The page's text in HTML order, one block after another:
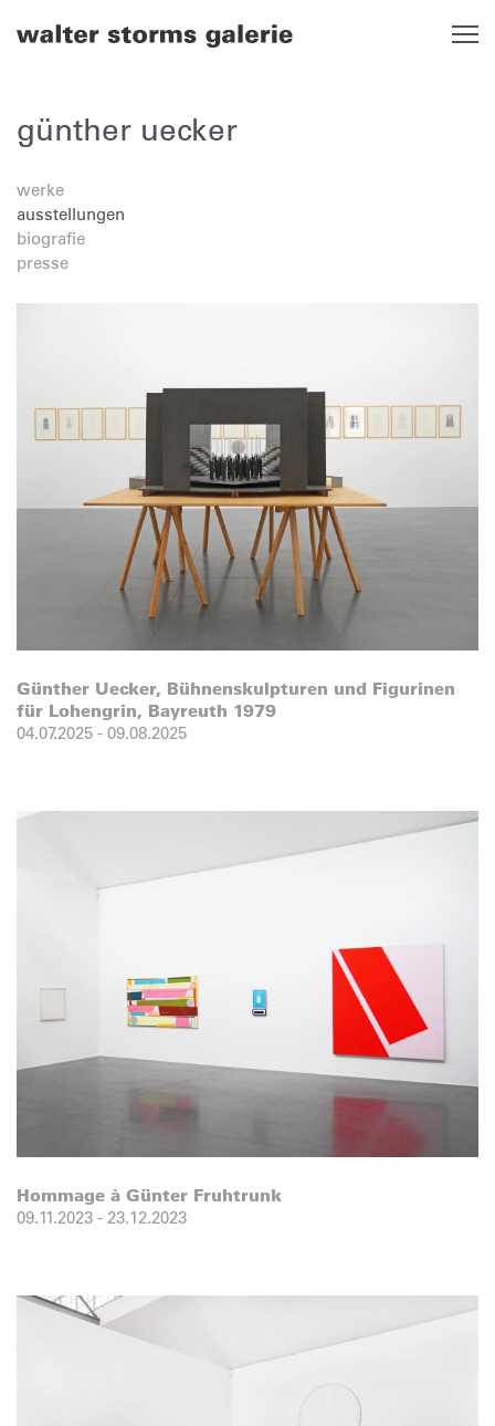
günther uecker
werke
ausstellungen
biografie
presse
Günther Uecker, Bühnenskulpturen und Figurinen
für Lohengrin, Bayreuth 1979
04.07.2025 - 09.08.2025
Hommage à Günter Fruhtrunk
09.11.2023 - 23.12.2023